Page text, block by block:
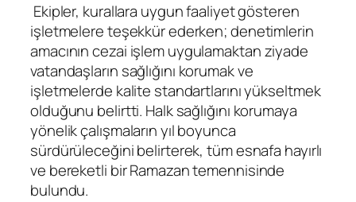
Ekipler, kurallara uygun faaliyet gösteren
işletmelere teşekkür ederken; denetimlerin
amacının cezai işlem uygulamaktan ziyade
vatandaşların sağlığını korumak ve
işletmelerde kalite standartlarını yükseltmek
olduğunu belirtti. Halk sağlığını korumaya
yönelik çalışmaların yıl boyunca
sürdürüleceğini belirterek, tüm esnafa hayırlı
ve bereketli bir Ramazan temennisinde
bulundu.